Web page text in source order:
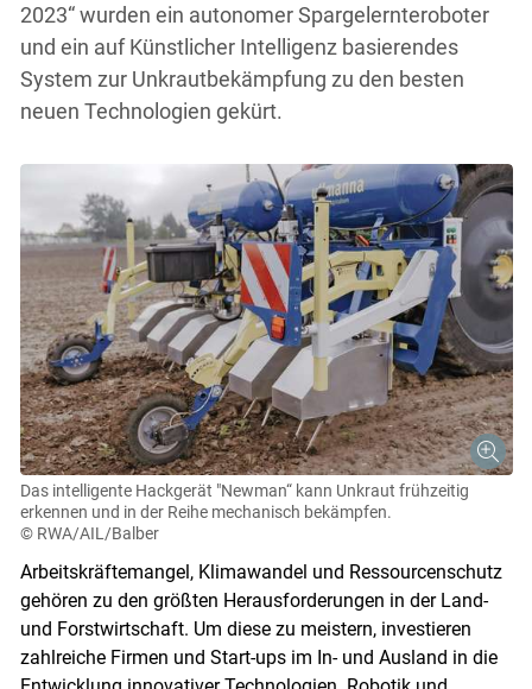
2023“ wurden ein autonomer Spargelernteroboter
und ein auf Künstlicher Intelligenz basierendes
System zur Unkrautbekämpfung zu den besten
neuen Technologien gekürt.
Das intelligente Hackgerät "Newman“ kann Unkraut frühzeitig
erkennen und in der Reihe mechanisch bekämpfen.
© RWA/AIL/Balber
Arbeitskräftemangel, Klimawandel und Ressourcenschutz
gehören zu den größten Herausforderungen in der Land-
und Forstwirtschaft. Um diese zu meistern, investieren
zahlreiche Firmen und Start-ups im In- und Ausland in die